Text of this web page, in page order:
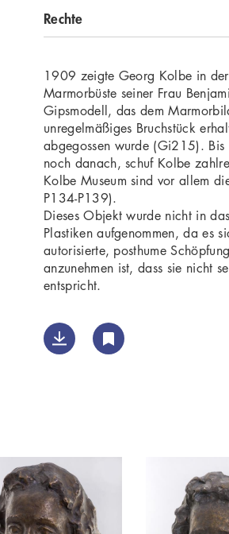
Rechte
1909 zeigte Georg Kolbe in
Marmorbüste seiner Frau
Gipsmodell, das dem
unregelmäßiges Bruchstück
abgegossen wurde (Gi215). Bis
noch danach, schuf Kolbe
Kolbe Museum sind vor allem
P134-P139).
Dieses Objekt wurde nicht in
Plastiken aufgenommen, da es
autorisierte, posthume
anzunehmen ist, dass sie nicht
entspricht.